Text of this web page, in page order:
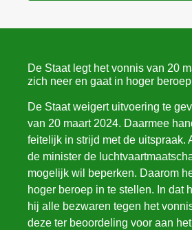
De Staat legt het vonnis van 20
zich neer en gaat in hoger beroep
De Staat weigert uitvoering te
van 20 maart 2024. Daarmee
feitelijk in strijd met de uitspraak.
de minister de
mogelijk wil beperken. Daarom
hoger beroep in te stellen. In dat
hij alle bezwaren tegen het
deze ter beoordeling voor aan